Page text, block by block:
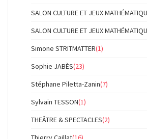
SALON CULTURE ET JEUX
SALON CULTURE ET JEUX
Simone STRITMATTER(1)
Sophie JABÈS(23)
Stéphane Piletta-Zanin(7)
Sylvain TESSON(1)
THEÂTRE & SPECTACLES(2)